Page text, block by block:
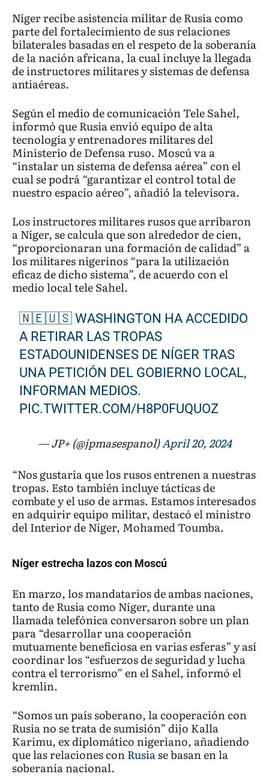
Níger recibe asistencia militar de Rusia como
parte del fortalecimiento de sus relaciones
bilaterales basadas en el respeto de la soberanía
de la nación africana, la cual incluye la llegada
de instructores militares y sistemas de defensa
antiaéreas.
Según el medio de comunicación Tele Sahel,
informó que Rusia envió equipo de alta
tecnología y entrenadores militares del
Ministerio de Defensa ruso. Moscú va a
“instalar un sistema de defensa aérea” con el
cual se podrá “garantizar el control total de
nuestro espacio aéreo”, añadió la televisora.
Los instructores militares rusos que arribaron
a Níger, se calcula que son alrededor de cien,
“proporcionaran una formación de calidad” a
los militares nigerinos “para la utilización
eficaz de dicho sistema”, de acuerdo con el
medio local tele Sahel.
🇳🇪🇺🇸 WASHINGTON HA ACCEDIDO
A RETIRAR LAS TROPAS
ESTADOUNIDENSES DE NÍGER TRAS
UNA PETICIÓN DEL GOBIERNO LOCAL,
INFORMAN MEDIOS.
PIC.TWITTER.COM/H8P0FUQUOZ
— JP+ (@jpmasespanol)April 20, 2024
“Nos gustaría que los rusos entrenen a nuestras
tropas. Esto también incluye tácticas de
combate y el uso de armas. Estamos interesados
en adquirir equipo militar, destacó el ministro
del Interior de Níger, Mohamed Toumba.
Níger estrecha lazos con Moscú
En marzo, los mandatarios de ambas naciones,
tanto de Rusia como Níger, durante una
llamada telefónica conversaron sobre un plan
para “desarrollar una cooperación
mutuamente beneficiosa en varias esferas” y así
coordinar los “esfuerzos de seguridad y lucha
contra el terrorismo” en el Sahel, informó el
kremlin.
“Somos un país soberano, la cooperación con
Rusia no se trata de sumisión” dijo Kalla
Karimu, ex diplomático nigeriano, añadiendo
que las relaciones conRusiase basan en la
soberanía nacional.